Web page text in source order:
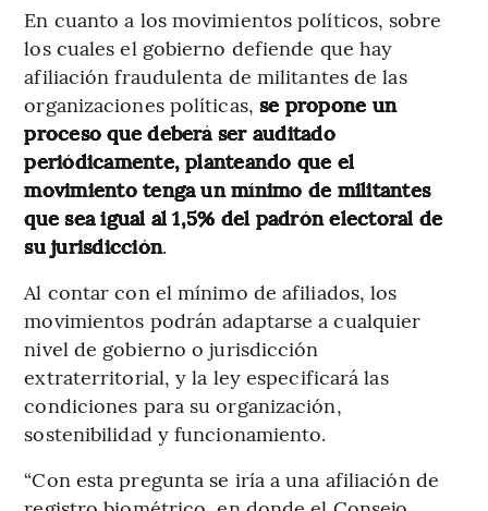
En cuanto a los movimientos políticos, sobre
los cuales el gobierno defiende que hay
afiliación fraudulenta de militantes de las
organizaciones políticas, se propone un
proceso que deberá ser auditado
periódicamente, planteando que el
movimiento tenga un mínimo de militantes
que sea igual al 1,5% del padrón electoral de
su jurisdicción.
Al contar con el mínimo de afiliados, los
movimientos podrán adaptarse a cualquier
nivel de gobierno o jurisdicción
extraterritorial, y la ley especificará las
condiciones para su organización,
sostenibilidad y funcionamiento.
“Con esta pregunta se iría a una afiliación de